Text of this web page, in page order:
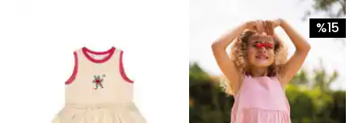
%15